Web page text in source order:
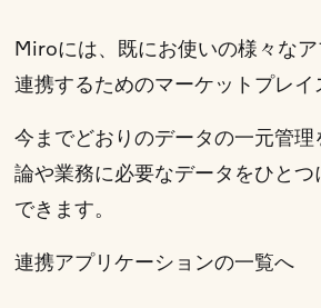
Miroには、既にお使いの様々な
連携するためのマーケットプレイ
今までどおりのデータの一元管
論や業務に必要なデータをひと
できます。
連携アプリケーションの一覧へ